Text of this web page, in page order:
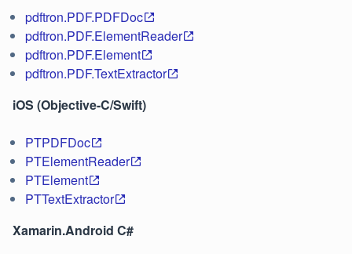
pdftron.PDF.PDFDoc
pdftron.PDF.ElementReader
pdftron.PDF.Element
pdftron.PDF.TextExtractor
iOS (Objective-C/Swift)
PTPDFDoc
PTElementReader
PTElement
PTTextExtractor
Xamarin.Android C#